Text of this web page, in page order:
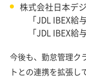
株式会社日本デ
「JDL IBEX給
「JDL IBEX給
今後も、勤怠管理ク
トとの連携を拡張し